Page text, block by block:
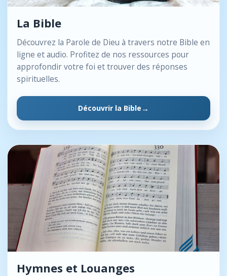
La Bible
Découvrez la Parole de Dieu à travers notre Bible en
ligne et audio. Profitez de nos ressources pour
approfondir votre foi et trouver des réponses
spirituelles.
Découvrir la Bible
Hymnes et Louanges